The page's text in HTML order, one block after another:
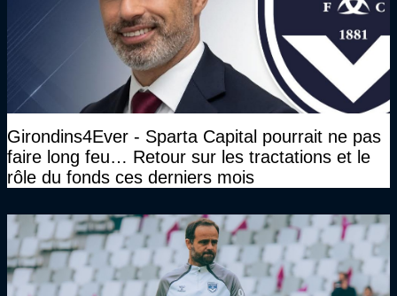
Girondins4Ever - Sparta Capital pourrait ne pas
faire long feu… Retour sur les tractations et le
rôle du fonds ces derniers mois